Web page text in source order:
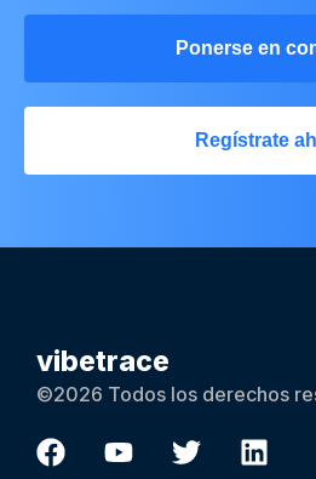
Ponerse en
Regístrate
vibetrace
©2026 Todos los derechos